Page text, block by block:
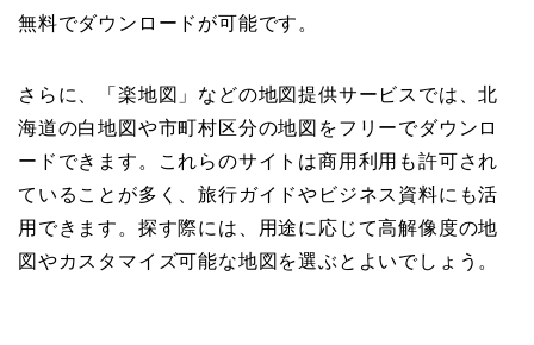
無料でダウンロードが可能です。
さらに、「楽地図」などの地図提供サービスでは、北
海道の白地図や市町村区分の地図をフリーでダウンロ
ードできます。これらのサイトは商用利用も許可され
ていることが多く、旅行ガイドやビジネス資料にも活
用できます。探す際には、用途に応じて高解像度の地
図やカスタマイズ可能な地図を選ぶとよいでしょう。